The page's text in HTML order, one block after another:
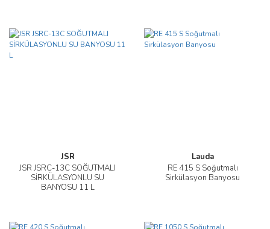
JSR
JSR JSRC-13C SOĞUTMALI
SİRKÜLASYONLU SU
BANYOSU 11 L
Lauda
RE 415 S Soğutmalı
Sirkülasyon Banyosu